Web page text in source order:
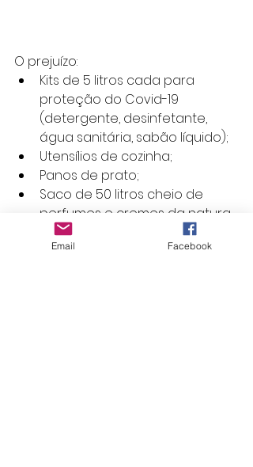
O prejuízo:
Kits de 5 litros cada para
proteção do Covid-19
(detergente, desinfetante,
água sanitária, sabão líquido);
Utensílios de cozinha;
Panos de prato;
Saco de 50 litros cheio de
perfumes e cremes da natura
(doação da Rafaela Albinati);
Alimentos (óleos 2 litros), pó de
Email Facebook